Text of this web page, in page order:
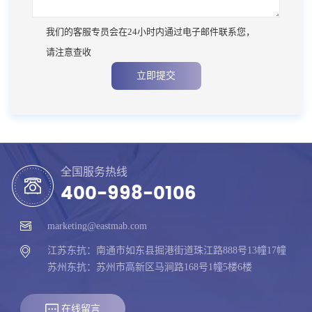
我们的客服专员会在24小时内通过电子邮件联系您，
请注意查收
立即提交
全国服务热线
400-998-0106
marketing@eastmab.com
江苏东抗：南通市如东县掘港街道珠江路888号13幢17幢
苏州东抗：苏州市高新区马涧路168号1幢5楼6楼
在线留言